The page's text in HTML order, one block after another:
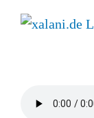
Inhalt